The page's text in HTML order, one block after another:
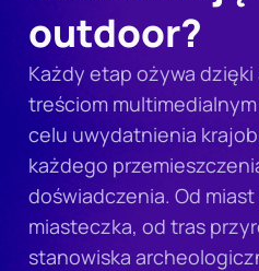
outdoor?
Każdy etap ożywa
treściom
celu uwydatnienia
każdego
doświadczenia. Od
miasteczka, od tras
stanowiska